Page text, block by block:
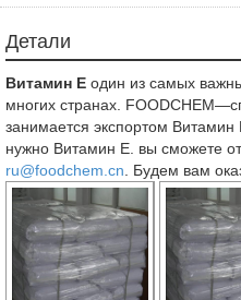
Детали
Витамин Е один из самых
многих странах.
занимается экспортом
нужно Витамин Е. вы сможете
ru@foodchem.cn . Будем вам